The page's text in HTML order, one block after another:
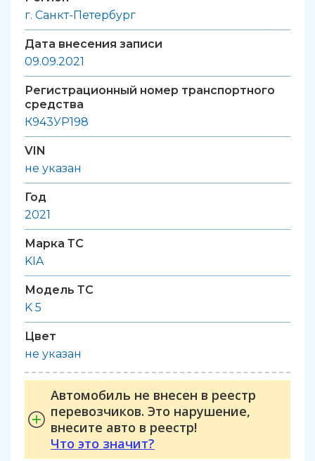
г. Санкт-Петербург
Дата внесения записи
09.09.2021
Регистрационный номер транспортного
средства
К943УР198
VIN
не указан
Год
2021
Марка ТС
KIA
Модель ТС
K 5
Цвет
не указан
Автомобиль не внесен в реестр
перевозчиков. Это нарушение,
внесите авто в реестр!
Что это значит?